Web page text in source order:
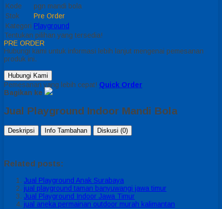
Kode
pgn mandi bola
Stok
Pre Order
Kategori Playground
Tentukan pilihan yang tersedia!
PRE ORDER
Hubungi kami untuk informasi lebih lanjut mengenai pemesanan
produk ini.
Hubungi Kami
Pemesanan yang lebih cepat! Quick Order
Bagikan ke
Jual Playground Indoor Mandi Bola
Deskripsi Info Tambahan Diskusi (0)
Related posts:
Jual Playground Anak Surabaya
jual playground taman banyuwangi jawa timur
Jual Playground Indoor Jawa Timur
jual aneka permainan outdoor murah kalimantan